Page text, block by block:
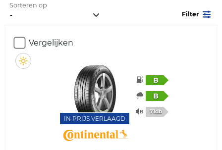
Sorteren op
Filter
Vergelijken
IN PRIJS VERLAAGD
B
B
71db